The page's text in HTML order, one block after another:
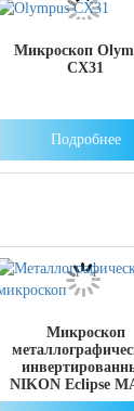
Микроскоп
CX31
Подробнее
Микроскоп
NIKON Eclipse